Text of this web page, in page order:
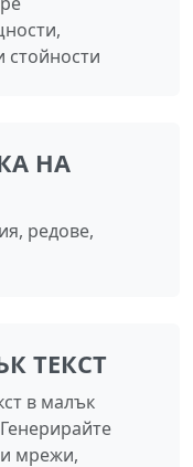
стойности
НА
редове,
ТЕКСТ
в малък
мрежи,